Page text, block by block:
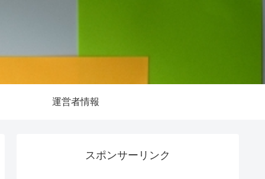
運営者情報
スポンサーリンク